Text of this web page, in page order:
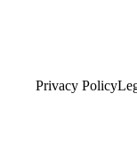
Privacy Policy